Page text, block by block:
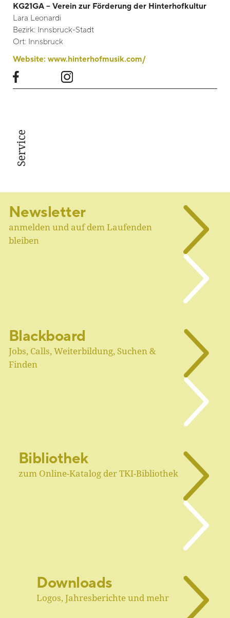
KG21GA – Verein zur Förderung der Hinterhofkultur
Lara Leonardi
Bezirk: Innsbruck-Stadt
Ort: Innsbruck
Website: www.hinterhofmusik.com/
Service
Newsletter
anmelden und auf dem Laufenden
bleiben
Blackboard
Jobs, Calls, Weiterbildung, Suchen &
Finden
Bibliothek
zum Online-Katalog der TKI-Bibliothek
Downloads
Logos, Jahresberichte und mehr